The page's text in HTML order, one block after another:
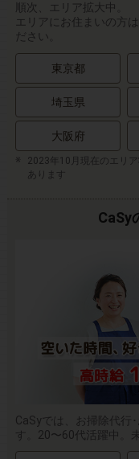
順次、エリア拡大中。
エリアにお住まいの方
ださい。
東京都
埼玉県
大阪府
2023年10月現在のエリ
あります
CaSy
CaSyでは、お掃除代行
す。20〜60代活躍中。